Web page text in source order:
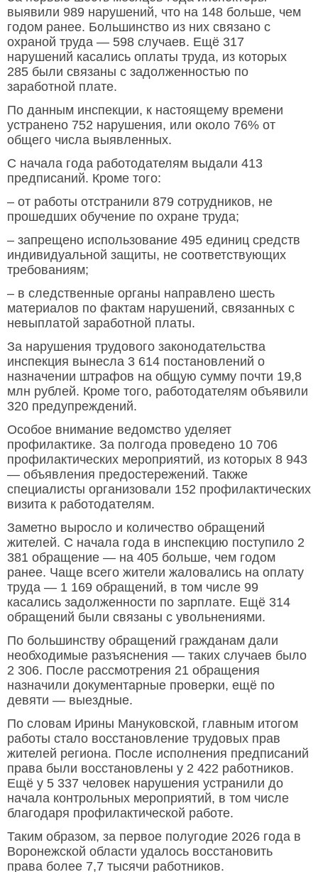
выявили 989 нарушений, что на 148 больше, чем
годом ранее. Большинство из них связано с
охраной труда — 598 случаев. Ещё 317
нарушений касались оплаты труда, из которых
285 были связаны с задолженностью по
заработной плате.
По данным инспекции, к настоящему времени
устранено 752 нарушения, или около 76% от
общего числа выявленных.
С начала года работодателям выдали 413
предписаний. Кроме того:
– от работы отстранили 879 сотрудников, не
прошедших обучение по охране труда;
– запрещено использование 495 единиц средств
индивидуальной защиты, не соответствующих
требованиям;
– в следственные органы направлено шесть
материалов по фактам нарушений, связанных с
невыплатой заработной платы.
За нарушения трудового законодательства
инспекция вынесла 3 614 постановлений о
назначении штрафов на общую сумму почти 19,8
млн рублей. Кроме того, работодателям объявили
320 предупреждений.
Особое внимание ведомство уделяет
профилактике. За полгода проведено 10 706
профилактических мероприятий, из которых 8 943
— объявления предостережений. Также
специалисты организовали 152 профилактических
визита к работодателям.
Заметно выросло и количество обращений
жителей. С начала года в инспекцию поступило 2
381 обращение — на 405 больше, чем годом
ранее. Чаще всего жители жаловались на оплату
труда — 1 169 обращений, в том числе 99
касались задолженности по зарплате. Ещё 314
обращений были связаны с увольнениями.
По большинству обращений гражданам дали
необходимые разъяснения — таких случаев было
2 306. После рассмотрения 21 обращения
назначили документарные проверки, ещё по
девяти — выездные.
По словам Ирины Мануковской, главным итогом
работы стало восстановление трудовых прав
жителей региона. После исполнения предписаний
права были восстановлены у 2 422 работников.
Ещё у 5 337 человек нарушения устранили до
начала контрольных мероприятий, в том числе
благодаря профилактической работе.
Таким образом, за первое полугодие 2026 года в
Воронежской области удалось восстановить
права более 7,7 тысячи работников.